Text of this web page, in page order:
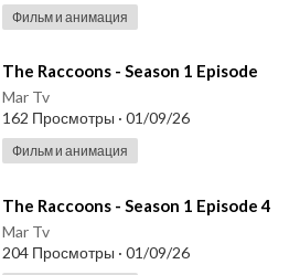
Фильм и анимация
⁣The Raccoons - Season 1 Episode
Mar Tv
162 Просмотры · 01/09/26
Фильм и анимация
⁣The Raccoons - Season 1 Episode 4
Mar Tv
204 Просмотры · 01/09/26